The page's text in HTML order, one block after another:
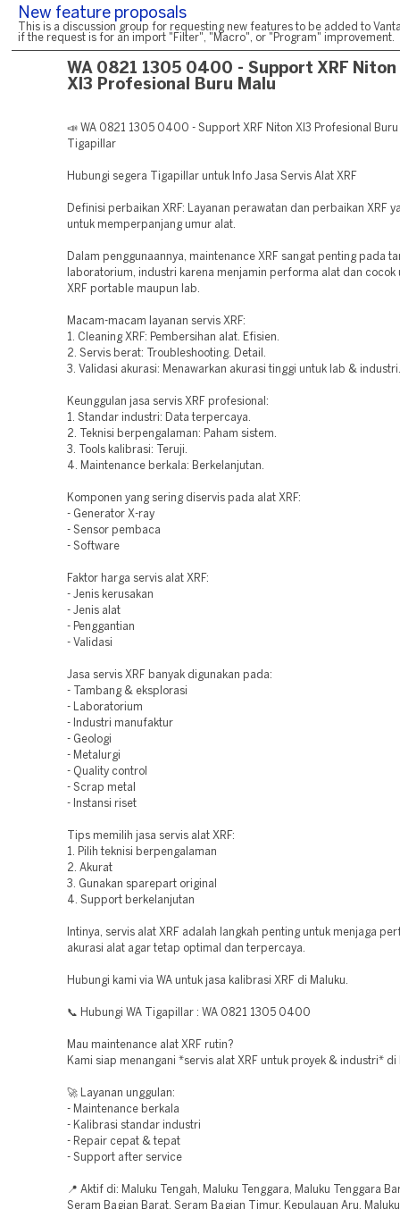
New feature proposals
This is a discussion group for requesting new features to be added to
if the request is for an import "Filter", "Macro", or "Program" improvement.
WA 0821 1305 0400 - Support XRF Niton
Xl3 Profesional Buru Malu
📣 WA 0821 1305 0400 - Support XRF Niton Xl3 Profesional
Tigapillar
Hubungi segera Tigapillar untuk Info Jasa Servis Alat XRF
Definisi perbaikan XRF: Layanan perawatan dan perbaikan XRF
untuk memperpanjang umur alat.
Dalam penggunaannya, maintenance XRF sangat penting pada
laboratorium, industri karena menjamin performa alat dan cocok
XRF portable maupun lab.
Macam-macam layanan servis XRF:
1. Cleaning XRF: Pembersihan alat. Efisien.
2. Servis berat: Troubleshooting. Detail.
3. Validasi akurasi: Menawarkan akurasi tinggi untuk lab &
Keunggulan jasa servis XRF profesional:
1. Standar industri: Data terpercaya.
2. Teknisi berpengalaman: Paham sistem.
3. Tools kalibrasi: Teruji.
4. Maintenance berkala: Berkelanjutan.
Komponen yang sering diservis pada alat XRF:
- Generator X-ray
- Sensor pembaca
- Software
Faktor harga servis alat XRF:
- Jenis kerusakan
- Jenis alat
- Penggantian
- Validasi
Jasa servis XRF banyak digunakan pada:
- Tambang & eksplorasi
- Laboratorium
- Industri manufaktur
- Geologi
- Metalurgi
- Quality control
- Scrap metal
- Instansi riset
Tips memilih jasa servis alat XRF:
1. Pilih teknisi berpengalaman
2. Akurat
3. Gunakan sparepart original
4. Support berkelanjutan
Intinya, servis alat XRF adalah langkah penting untuk menjaga
akurasi alat agar tetap optimal dan terpercaya.
Hubungi kami via WA untuk jasa kalibrasi XRF di Maluku.
📞 Hubungi WA Tigapillar : WA 0821 1305 0400
Mau maintenance alat XRF rutin?
Kami siap menangani *servis alat XRF untuk proyek & industri* di
🚀 Layanan unggulan:
- Maintenance berkala
- Kalibrasi standar industri
- Repair cepat & tepat
- Support after service
📍 Aktif di: Maluku Tengah, Maluku Tenggara, Maluku Tenggara
Seram Bagian Barat, Seram Bagian Timur, Kepulauan Aru,